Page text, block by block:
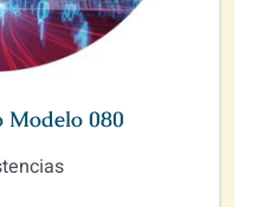
Modelo 080